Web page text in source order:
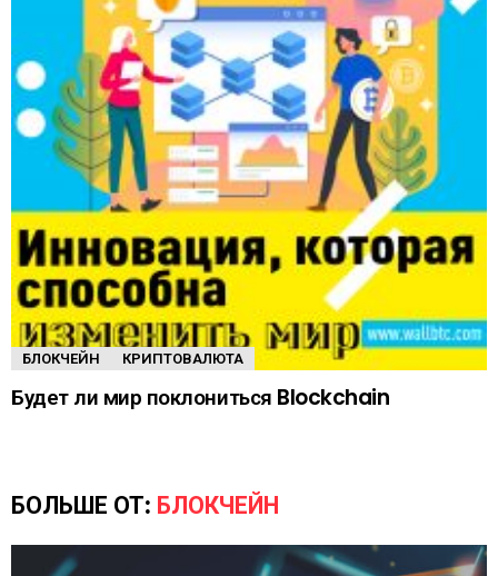
БЛОКЧЕЙН КРИПТОВАЛЮТА
Будет ли мир поклониться Blockchain
БОЛЬШЕ ОТ: БЛОКЧЕЙН